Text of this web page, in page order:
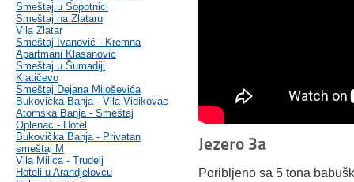
Smeštaj u Sopotnici
Smeštaj na Zlataru
Vila Zlatar
Smeštaj Ivanović - Kremna
Apartmani Klasanovic
Smeštaj u Šumadiji
Klatičevo
Smeštaj Dejana Miloševića
Bukovička Banja - Vila Vidikovac
Atomska Banja - Smeštaj
Oplenac - Hotel
Bukovička Banja - Privatan
smeštaj M
Vila Milica - Trudelj
Hoteli u Arandjelovcu
Jezero 3a
Poribljeno sa 5 tona